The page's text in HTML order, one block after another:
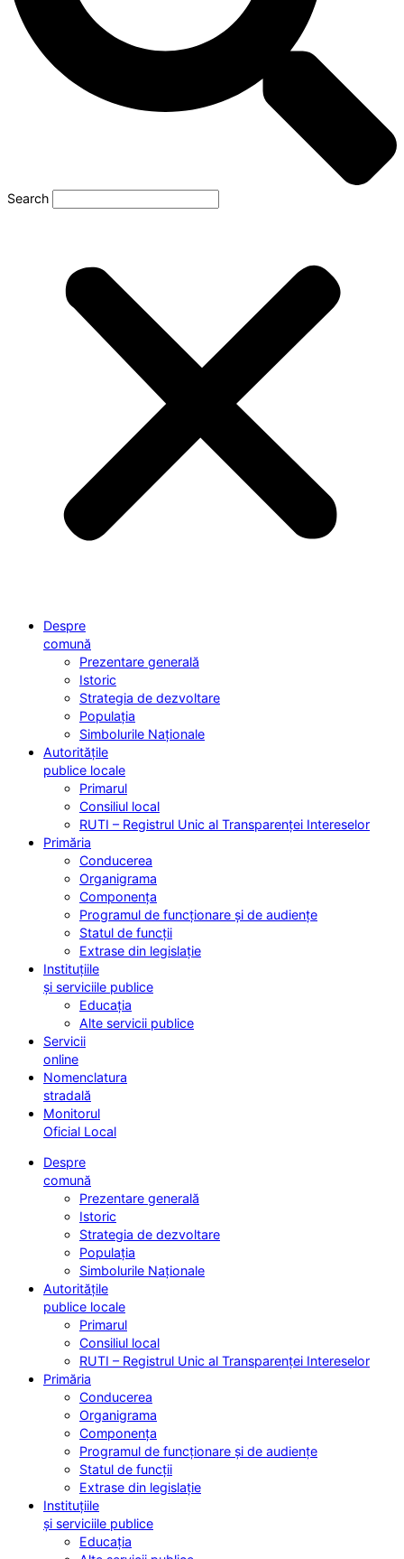
Search
Despre
comună
Prezentare generală
Istoric
Strategia de dezvoltare
Populația
Simbolurile Naționale
Autoritățile
publice locale
Primarul
Consiliul local
RUTI – Registrul Unic al Transparenței Intereselor
Primăria
Conducerea
Organigrama
Componența
Programul de funcționare și de audiențe
Statul de funcții
Extrase din legislație
Instituțiile
și serviciile publice
Educația
Alte servicii publice
Servicii
online
Nomenclatura
stradală
Monitorul
Oficial Local
Despre
comună
Prezentare generală
Istoric
Strategia de dezvoltare
Populația
Simbolurile Naționale
Autoritățile
publice locale
Primarul
Consiliul local
RUTI – Registrul Unic al Transparenței Intereselor
Primăria
Conducerea
Organigrama
Componența
Programul de funcționare și de audiențe
Statul de funcții
Extrase din legislație
Instituțiile
și serviciile publice
Educația